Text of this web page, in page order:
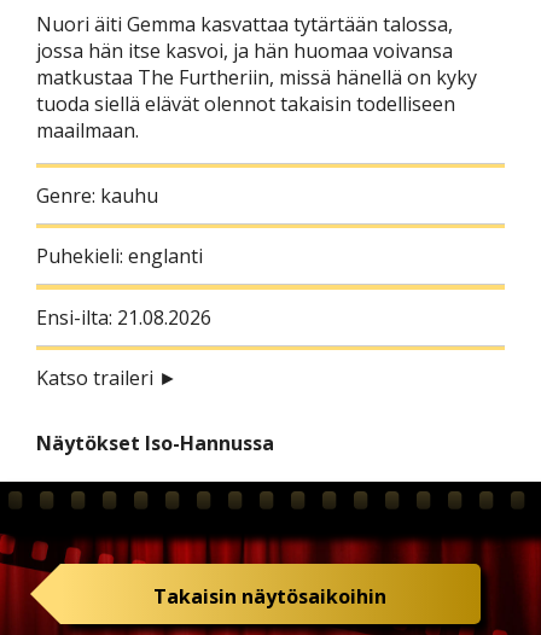
Nuori äiti Gemma kasvattaa tytärtään talossa,
jossa hän itse kasvoi, ja hän huomaa voivansa
matkustaa The Furtheriin, missä hänellä on kyky
tuoda siellä elävät olennot takaisin todelliseen
maailmaan.
Genre: kauhu
Puhekieli: englanti
Ensi-ilta: 21.08.2026
Katso traileri ►
Näytökset Iso-Hannussa
Takaisin näytösaikoihin